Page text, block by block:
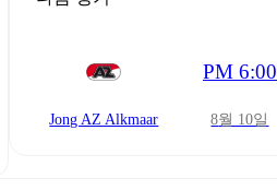
Jong AZ Alkmaar
PM 6:00
8월 10일